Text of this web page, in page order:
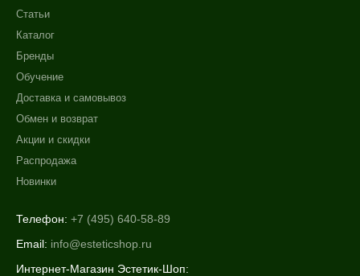
Статьи
Каталог
Бренды
Обучение
Доставка и самовывоз
Обмен и возврат
Акции и скидки
Распродажа
Новинки
Телефон: +7 (495) 640-58-89
Email: info@esteticshop.ru
Интернет-Магазин Эстетик-Шоп: